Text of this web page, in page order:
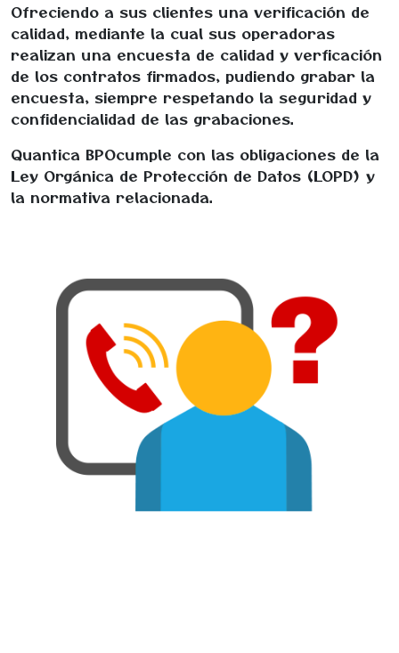
Ofreciendo a sus clientes una verificación de
calidad, mediante la cual sus operadoras
realizan una encuesta de calidad y verficación
de los contratos firmados, pudiendo grabar la
encuesta, siempre respetando la seguridad y
confidencialidad de las grabaciones.
Quantica BPOcumple con las obligaciones de la
Ley Orgánica de Protección de Datos (LOPD) y
la normativa relacionada.